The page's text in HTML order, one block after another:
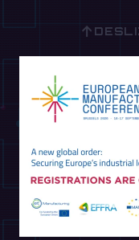
↑